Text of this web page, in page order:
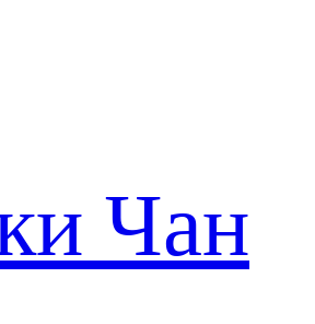
Чан